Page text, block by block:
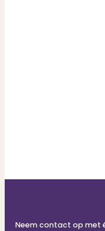
Neem contact op met